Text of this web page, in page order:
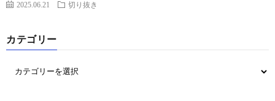
2025.06.21 切り抜き
カテゴリー